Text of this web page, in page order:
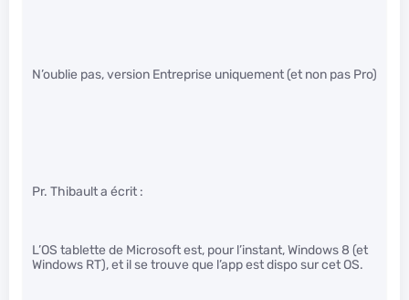
N’oublie pas, version Entreprise uniquement (et non pas Pro)
Pr. Thibault a écrit :
L’OS tablette de Microsoft est, pour l’instant, Windows 8 (et
Windows RT), et il se trouve que l’app est dispo sur cet OS.